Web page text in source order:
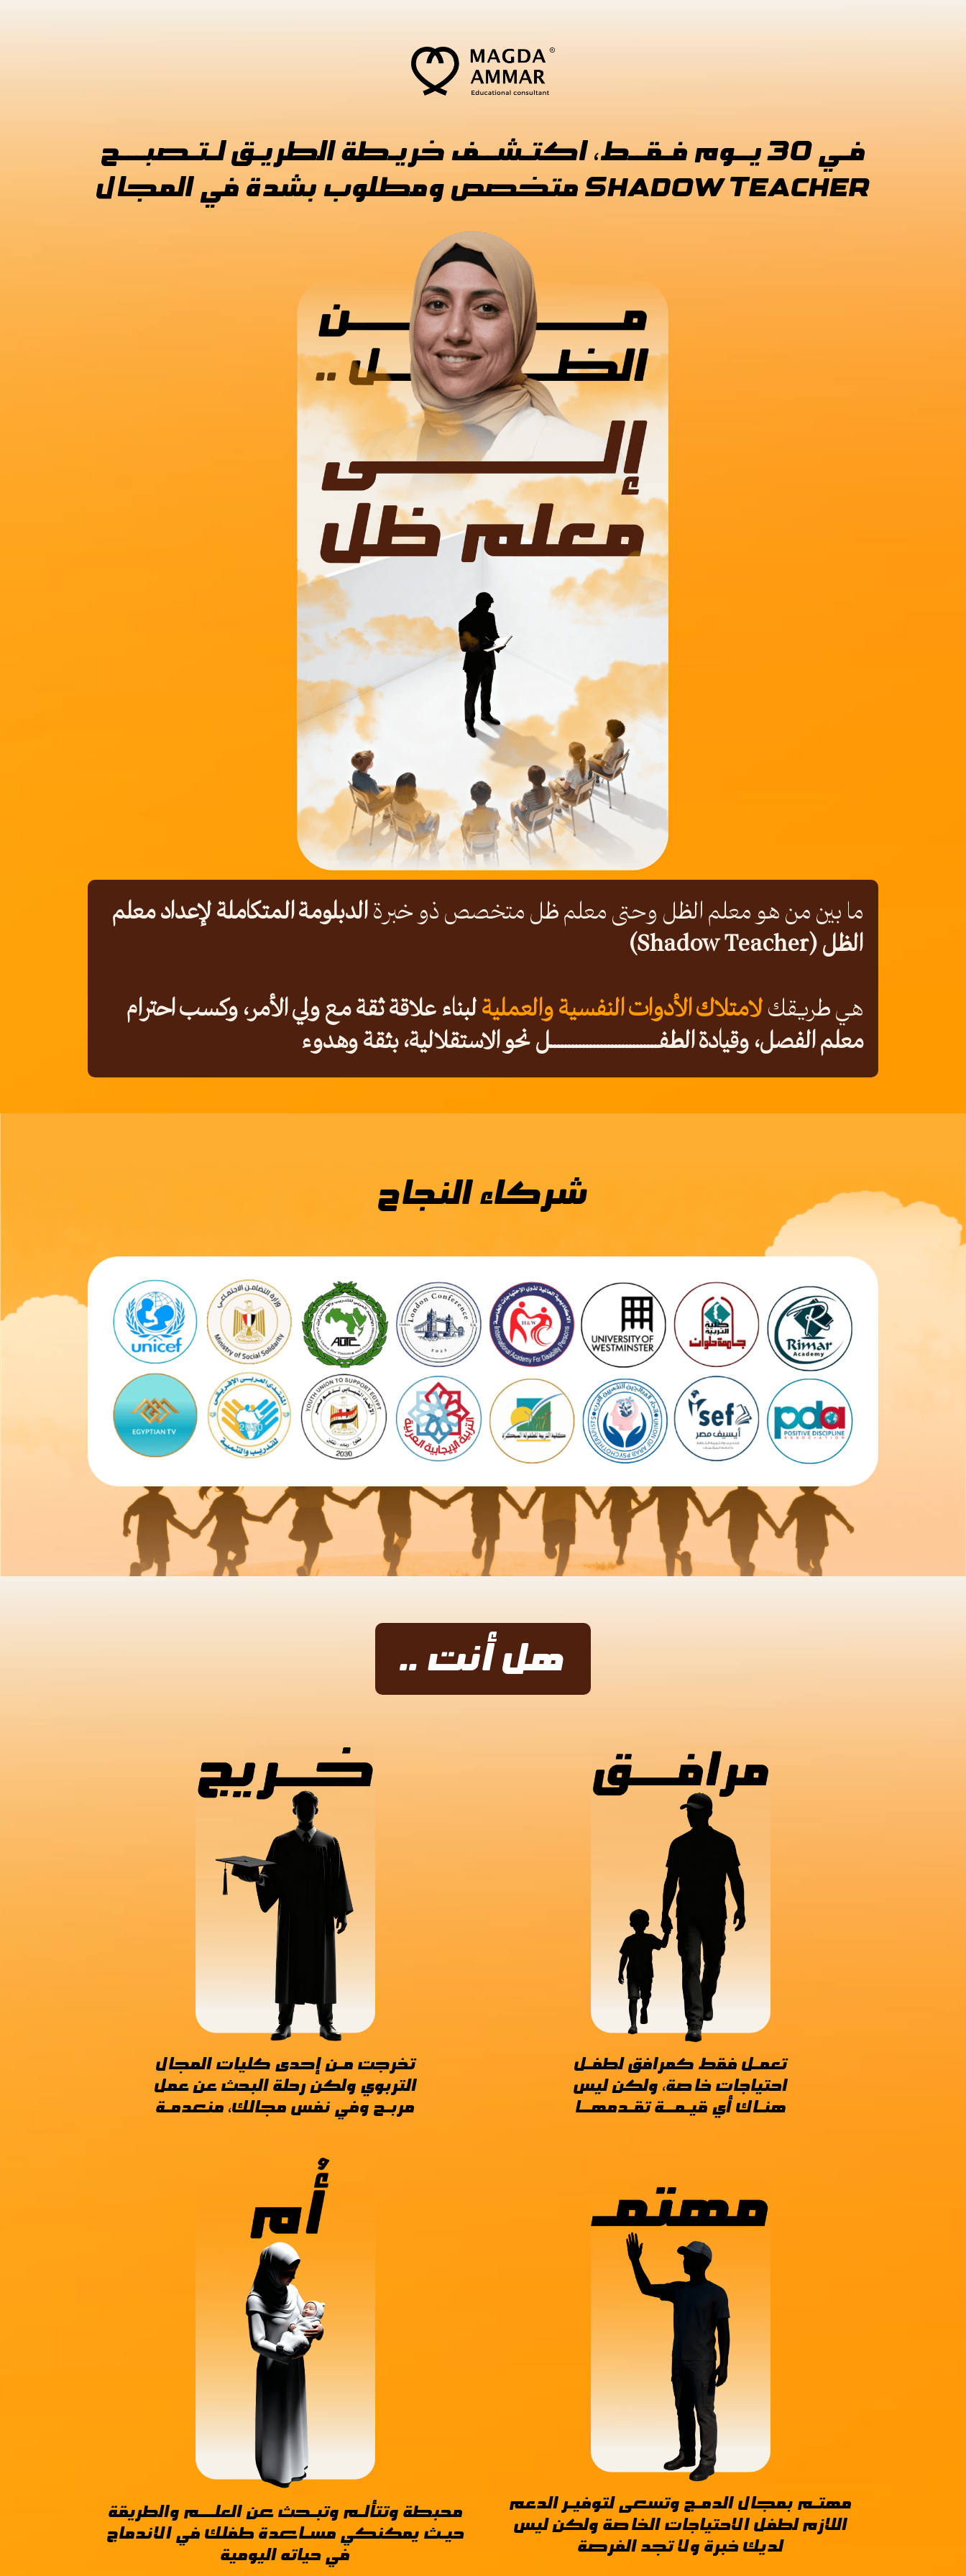
فـي 30 يــوم فـقــط، اكـتـشــف خـريـطـة الطـريـق لـتـصـبـــح
Shadow Teacher متخــصـص ومطـلوب بشدة في المجــال
ما بين من هو معلم الظل وحتى معلم ظل متخصص ذو خبرةالدبلومة المتكاملة لإعداد معلم
الظل (Shadow Teacher)
هي طريقكلامتلاك الأدوات النفسية والعمليةلبناء علاقة ثقة مع ولي الأمر، وكسب احترام
معلم الفصل، وقيادة الطفــــــــــــــــــــــــــــــل نحو الاستقلالية، بثقة وهدوء
شركاء النجاح
هل أنت ..
تخرجـت مـن إحـدى كليات المجـال
التربوي ولكن رحلة البحث عن عمل
مربـح وفي نفس مجـالك، منعـدمـة
تعمـل فقط كمرافق لطفـل
احتياجات خاصة، ولكن ليس
هنـاك أي قيـمــة تقـدمهــا
محبطـة وتتألـم وتبـحـث عـن العلـــم والطريقة
حيـث يمكنكـي مسـاعــدة طفلك في الاندماج
في حياته اليومية
مهتـم بمجــال الدمـج وتسعـى لتوفيـر الدعم
اللازم لطفل الاحتياجات الخاصة ولكن ليس
لديك خبرة ولا تجـد الفرصـة